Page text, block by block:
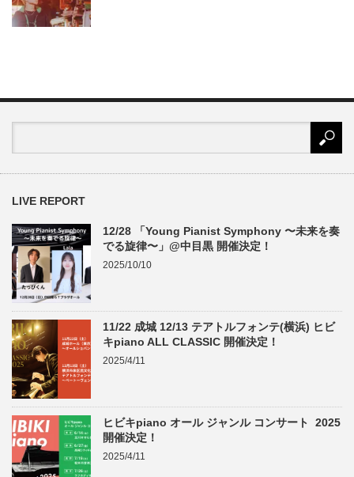
LIVE REPORT
12/28 「Young Pianist Symphony 〜未来を奏
でる旋律〜」@中目黒 開催決定！
2025/10/10
11/22 成城 12/13 テアトルフォンテ(横浜) ヒビ
キpiano ALL CLASSIC 開催決定！
2025/4/11
ヒビキpiano オール ジャンル コンサート 2025
開催決定！
2025/4/11